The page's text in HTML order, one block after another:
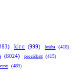
kino (999) kniha (418)
(8024) prezident (415)
(489)